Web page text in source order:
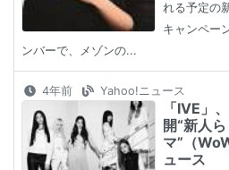
れる予定の
キャンペー
ンバーで、メゾンの...
4年前 Yahoo!ニュース
「IVE」
開“新人
マ”（
ュース